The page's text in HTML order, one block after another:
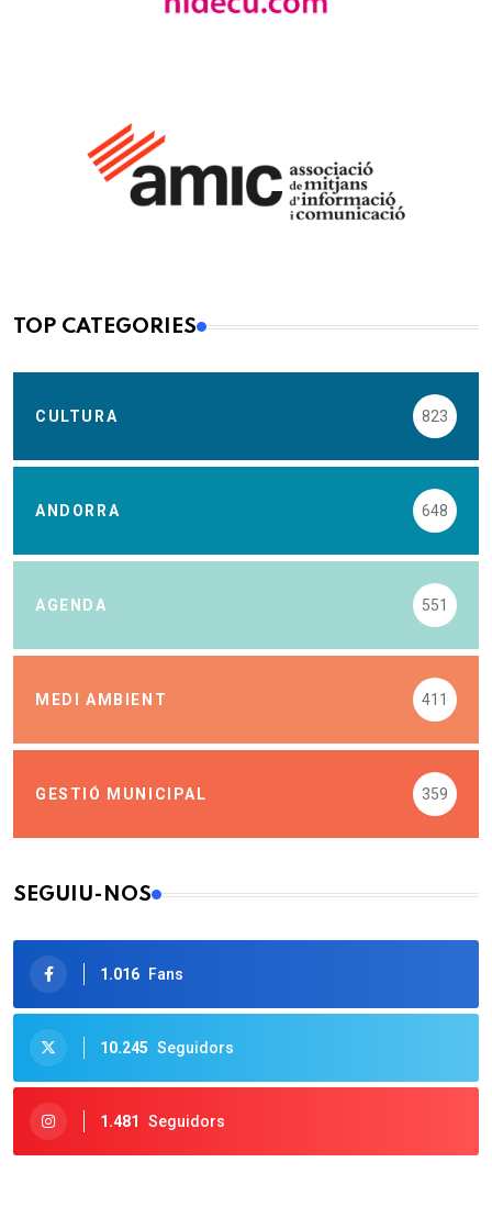
TOP CATEGORIES
CULTURA 823
ANDORRA 648
AGENDA 551
MEDI AMBIENT 411
GESTIÓ MUNICIPAL 359
SEGUIU-NOS
1.016 Fans
10.245 Seguidors
1.481 Seguidors